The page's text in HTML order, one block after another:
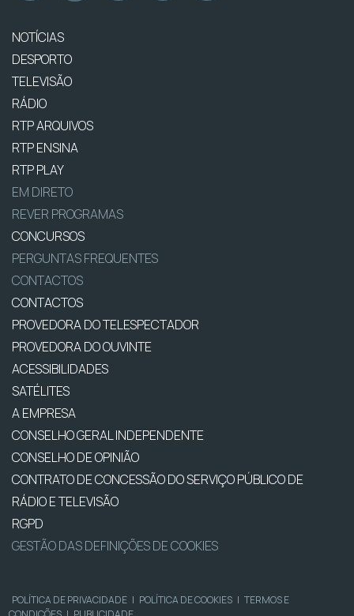
NOTÍCIAS
DESPORTO
TELEVISÃO
RÁDIO
RTP ARQUIVOS
RTP ENSINA
RTP PLAY
EM DIRETO
REVER PROGRAMAS
CONCURSOS
PERGUNTAS FREQUENTES
CONTACTOS
CONTACTOS
PROVEDORA DO TELESPECTADOR
PROVEDORA DO OUVINTE
ACESSIBILIDADES
SATÉLITES
A EMPRESA
CONSELHO GERAL INDEPENDENTE
CONSELHO DE OPINIÃO
CONTRATO DE CONCESSÃO DO SERVIÇO PÚBLICO DE
RÁDIO E TELEVISÃO
RGPD
GESTÃO DAS DEFINIÇÕES DE COOKIES
POLÍTICA DE PRIVACIDADE | POLÍTICA DE COOKIES | TERMOS E